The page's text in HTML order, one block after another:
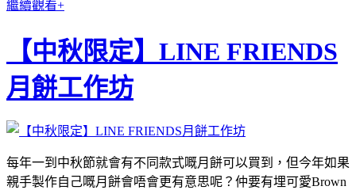
繼續觀看+
【中秋限定】LINE FRIENDS
月餅工作坊
每年一到中秋節就會有不同款式嘅月餅可以買到，但今年如果
親手製作自己嘅月餅會唔會更有意思呢？仲要有埋可愛Brown